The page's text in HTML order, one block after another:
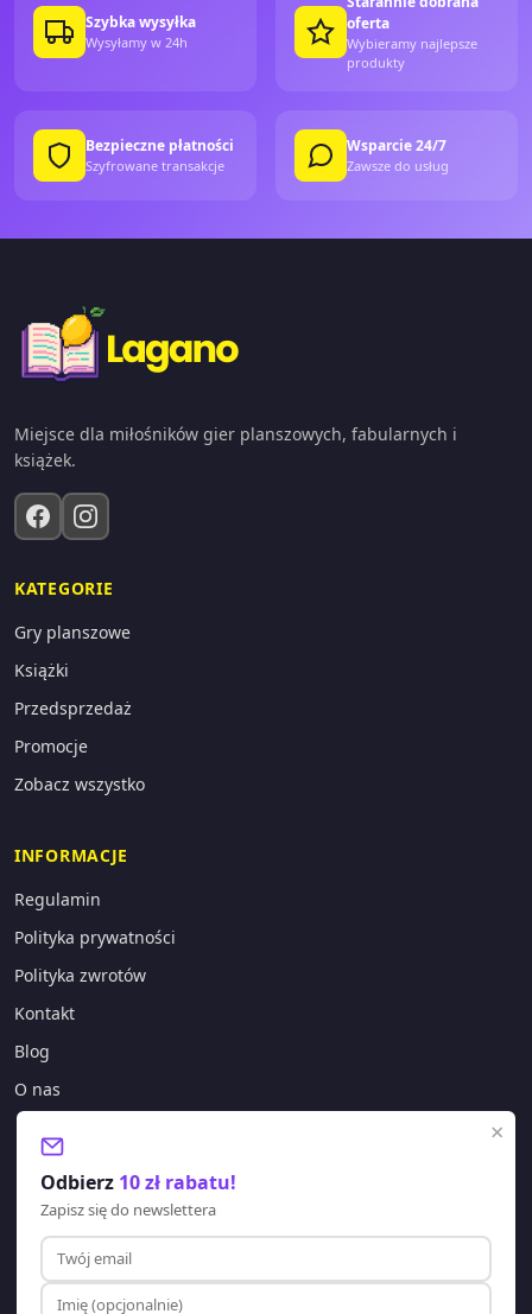
×
Odbierz 10 zł rabatu!
Zapisz się do newslettera
Szybka wysyłka
Wysyłamy w 24h
oferta
Wybieramy najlepsze
produkty
Bezpieczne płatności
Szyfrowane transakcje
Wsparcie 24/7
Zawsze do usług
Miejsce dla miłośników gier planszowych, fabularnych i
książek.
KATEGORIE
Gry planszowe
Książki
Przedsprzedaż
Promocje
Zobacz wszystko
INFORMACJE
Regulamin
Polityka prywatności
Polityka zwrotów
Kontakt
Blog
O nas
KONTAKT
sklep@lagano.pl
+48 577 388 303
Godziny pracy:
Pon-Pt: 8:00 - 20:00